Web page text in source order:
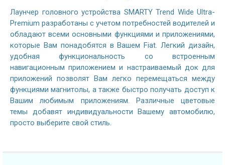
Лаунчер головного устройства SMARTY Trend Wide Ultra-
Premium разработаны с учетом потребностей водителей и
обладают всеми основными функциями и приложениями,
которые Вам понадобятся в Вашем Fiat. Легкий дизайн,
удобная функциональность со встроенным
навигационным приложением и настраиваемый док для
приложений позволят Вам легко перемещаться между
функциями магнитолы, а также быстро получать доступ к
Вашим любимым приложениям. Различные цветовые
темы добавят индивидуальности Вашему автомобилю,
просто выберите свой стиль.